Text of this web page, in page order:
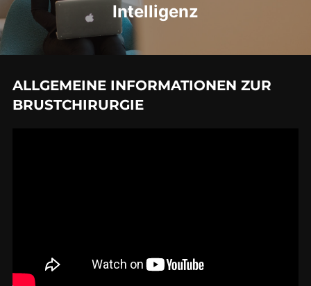
Intelligenz
ALLGEMEINE INFORMATIONEN ZUR
BRUSTCHIRURGIE